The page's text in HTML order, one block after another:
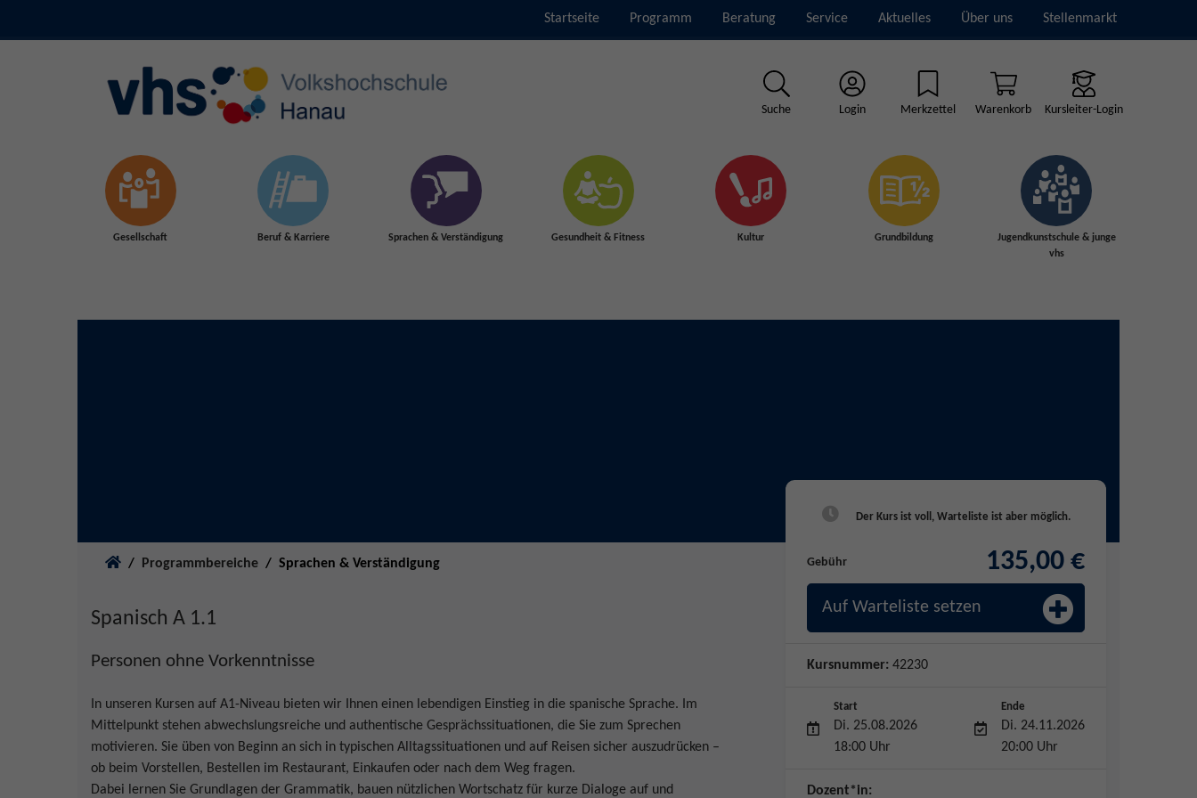
Startseite Programm Beratung Service Aktuelles Über uns Stellenmarkt
Suche Login Merkzettel Warenkorb Kursleiter-Login
Gesellschaft Beruf & Karriere Sprachen & Verständigung Gesundheit & Fitness Kultur Grundbildung
Jugendkunstschule & junge
vhs
Programmbereiche
Sprachen & Verständigung
Spanisch A 1.1
Personen ohne Vorkenntnisse
In unseren Kursen auf A1-Niveau bieten wir Ihnen einen lebendigen Einstieg in die spanische Sprache. Im
Mittelpunkt stehen abwechslungsreiche und authentische Gesprächssituationen, die Sie zum Sprechen
motivieren. Sie üben von Beginn an sich in typischen Alltagssituationen und auf Reisen sicher auszudrücken –
ob beim Vorstellen, Bestellen im Restaurant, Einkaufen oder nach dem Weg fragen.
Dabei lernen Sie Grundlagen der Grammatik, bauen nützlichen Wortschatz für kurze Dialoge auf und
Gebühr 135,00 €
Auf Warteliste setzen
Kursnummer: 42230
Start
Di. 25.08.2026
18:00 Uhr
Ende
Di. 24.11.2026
20:00 Uhr
Dozent*in: